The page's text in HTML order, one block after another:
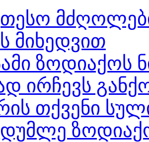
მიხედვით
ზოდიაქოს
ირჩევს
თქვენი